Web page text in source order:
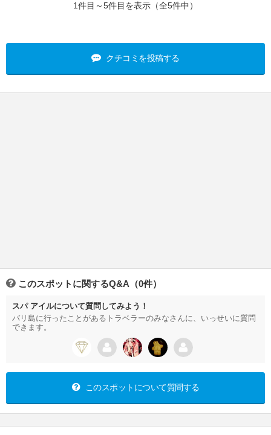
1件目～5件目を表示（全5件中）
クチコミを投稿する
このスポットに関するQ&A（0件）
スパ アイルについて質問してみよう！
バリ島に行ったことがあるトラベラーのみなさんに、いっせいに質問
できます。
このスポットについて質問する